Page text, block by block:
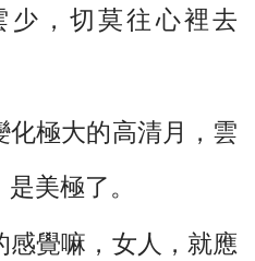
，切莫往心裡去
極大的高清月，雲
美極了。
覺嘛，女人，就應